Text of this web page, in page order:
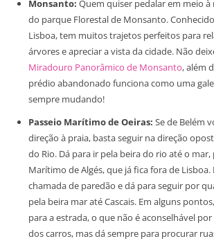
Monsanto: Quem quiser pedalar em meio
do parque Florestal de Monsanto.
Lisboa, tem muitos trajetos perfeitos para
árvores e apreciar a vista da cidade. Não
Miradouro Panorâmico de Monsanto, além
prédio abandonado funciona como uma
sempre mudando!
Passeio Marítimo de Oeiras: Se de Belém
direção à praia, basta seguir na direção
do Rio. Dá para ir pela beira do rio até o mar,
Marítimo de Algés, que já fica fora de Lisboa.
chamada de paredão e dá para seguir por
pela beira mar até Cascais. Em alguns
para a estrada, o que não é aconselhável
dos carros, mas dá sempre para procurar